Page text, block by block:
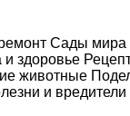
Сады мира
и здоровье
животные
и вредители